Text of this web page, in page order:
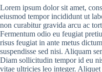
t
e
n
t
Lorem ipsum dolor sit amet,
eiusmod tempor incididunt ut
non curabitur gravida arcu ac
Fermentum odio eu feugiat
risus feugiat in ante metus
suspendisse sed nisi. Aliquam
Diam sollicitudin tempor id eu
vitae ultricies leo integer.